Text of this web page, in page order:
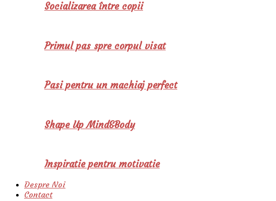
Socializarea între copii
Primul pas spre corpul visat
Pasi pentru un machiaj perfect
Shape Up Mind&Body
Inspiratie pentru motivatie
Despre Noi
Contact